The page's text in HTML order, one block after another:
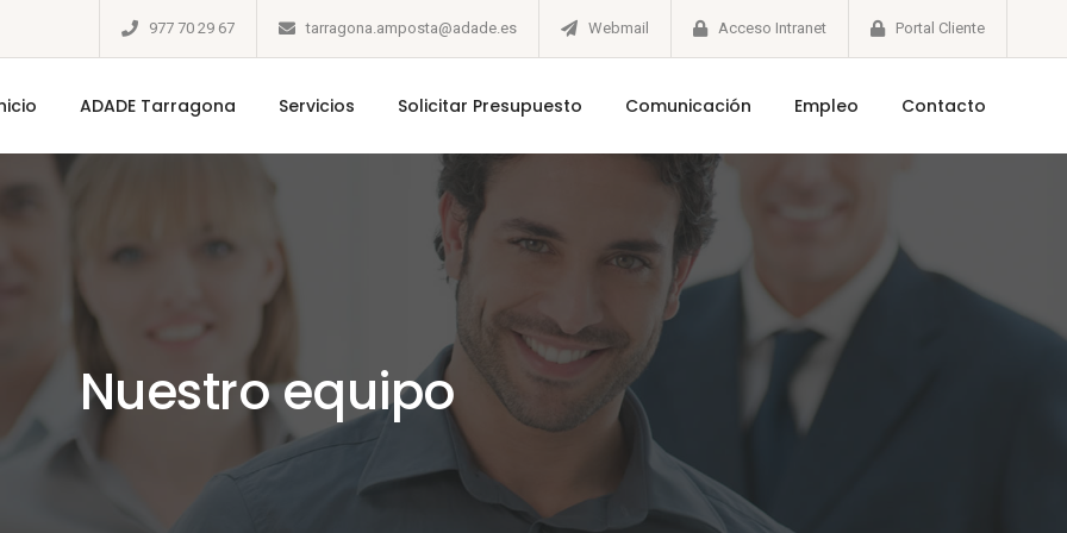
977 70 29 67 tarragona.amposta@adade.es Webmail Acceso Intranet Portal Cliente
ADADE Tarragona Servicios Solicitar Presupuesto Comunicación Empleo Contacto
Nuestro equipo